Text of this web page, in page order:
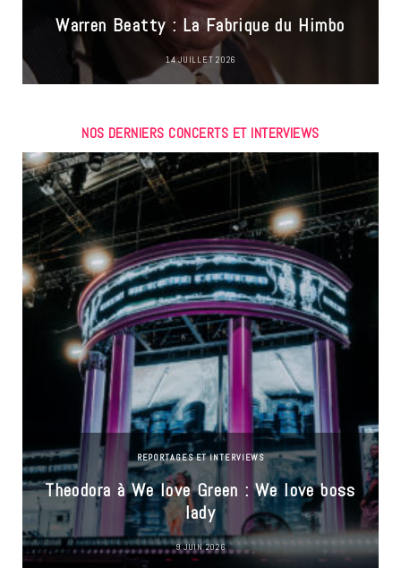
Warren Beatty : La Fabrique du Himbo
14 JUILLET 2026
NOS DERNIERS CONCERTS ET INTERVIEWS
REPORTAGES ET INTERVIEWS
Theodora à We love Green : We love boss
lady
9 JUIN 2026